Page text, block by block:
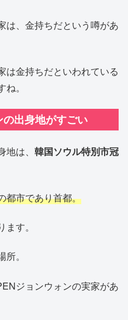
は、金持ちだという噂があ
は金持ちだといわれている
。
出身地がすごい
は、 韓国ソウル特別市冠
都市であり首都。
す。
。
ジョンウォンの実家があ